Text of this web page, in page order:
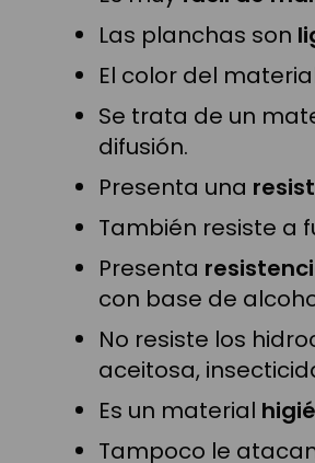
Las planchas son
El color del
Se trata de un
difusión.
Presenta una
También resiste a
Presenta
con base de
No resiste los
aceitosa,
Es un material
Tampoco le